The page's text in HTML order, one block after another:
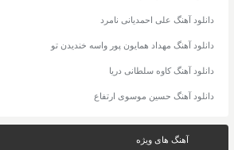
دانلود آهنگ علی احمدیانی نامرد
دانلود آهنگ مهداد همایون پور واسه خندیدن تو
دانلود آهنگ کاوه سلطانی دریا
دانلود آهنگ حسین موسوی ارتفاع
آهنگ های ویژه